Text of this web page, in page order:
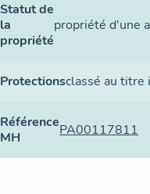
Statut de
la
propriété
propriété d'une
Protectionsclassé au titre
Référence
MH
PA00117811